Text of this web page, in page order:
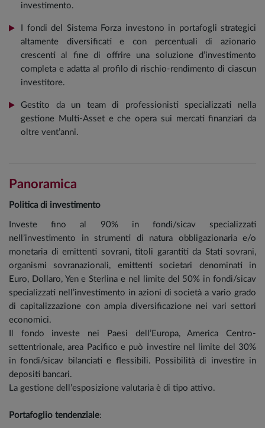
investimento.
I fondi del Sistema Forza investono in portafogli strategici
altamente diversificati e con percentuali di azionario
crescenti al fine di offrire una soluzione d’investimento
completa e adatta al profilo di rischio-rendimento di ciascun
investitore.
Gestito da un team di professionisti specializzati nella
gestione Multi-Asset e che opera sui mercati finanziari da
oltre vent’anni.
Panoramica
Politica di investimento
Investe fino al 90% in fondi/sicav specializzati
nell’investimento in strumenti di natura obbligazionaria e/o
monetaria di emittenti sovrani, titoli garantiti da Stati sovrani,
organismi sovranazionali, emittenti societari denominati in
Euro, Dollaro, Yen e Sterlina e nel limite del 50% in fondi/sicav
specializzati nell’investimento in azioni di società a vario grado
di capitalizzazione con ampia diversificazione nei vari settori
economici.
Il fondo investe nei Paesi dell’Europa, America Centro-
settentrionale, area Pacifico e può investire nel limite del 30%
in fondi/sicav bilanciati e flessibili. Possibilità di investire in
depositi bancari.
La gestione dell’esposizione valutaria è di tipo attivo.
Portafoglio tendenziale: